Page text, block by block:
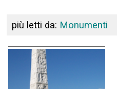
più letti da: Monumenti